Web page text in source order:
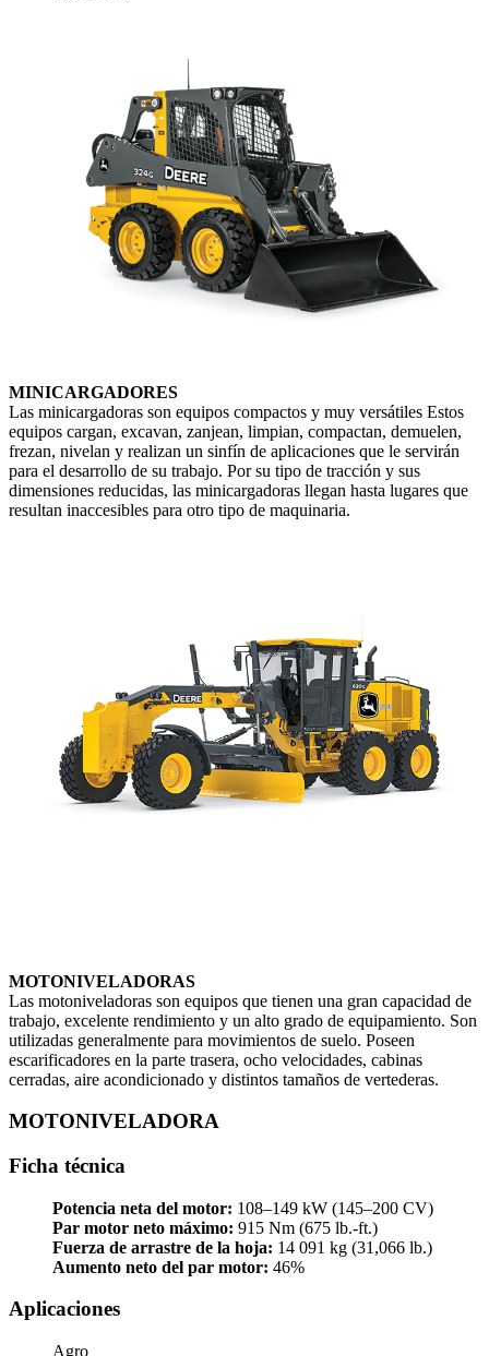
MINICARGADORES
Las minicargadoras son equipos compactos y muy versátiles Estos
equipos cargan, excavan, zanjean, limpian, compactan, demuelen,
frezan, nivelan y realizan un sinfín de aplicaciones que le servirán
para el desarrollo de su trabajo. Por su tipo de tracción y sus
dimensiones reducidas, las minicargadoras llegan hasta lugares que
resultan inaccesibles para otro tipo de maquinaria.
MOTONIVELADORAS
Las motoniveladoras son equipos que tienen una gran capacidad de
trabajo, excelente rendimiento y un alto grado de equipamiento. Son
utilizadas generalmente para movimientos de suelo. Poseen
escarificadores en la parte trasera, ocho velocidades, cabinas
cerradas, aire acondicionado y distintos tamaños de vertederas.
MOTONIVELADORA
Ficha técnica
Potencia neta del motor: 108–149 kW (145–200 CV)
Par motor neto máximo: 915 Nm (675 lb.-ft.)
Fuerza de arrastre de la hoja: 14 091 kg (31,066 lb.)
Aumento neto del par motor: 46%
Aplicaciones
Agro